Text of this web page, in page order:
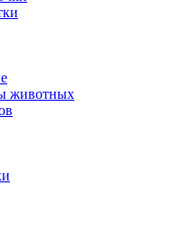
животных